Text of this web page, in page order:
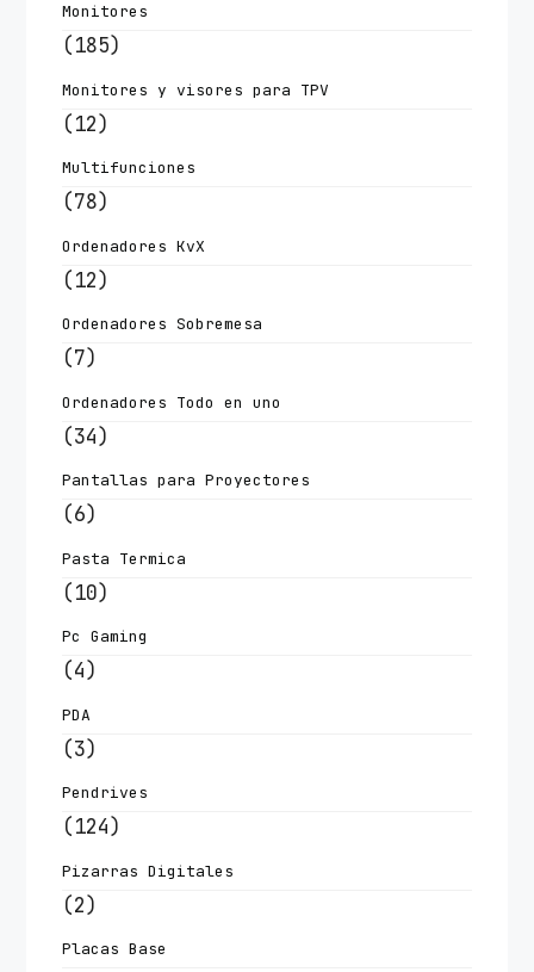
Monitores
(185)
Monitores y visores para TPV
(12)
Multifunciones
(78)
Ordenadores KvX
(12)
Ordenadores Sobremesa
(7)
Ordenadores Todo en uno
(34)
Pantallas para Proyectores
(6)
Pasta Termica
(10)
Pc Gaming
(4)
PDA
(3)
Pendrives
(124)
Pizarras Digitales
(2)
Placas Base